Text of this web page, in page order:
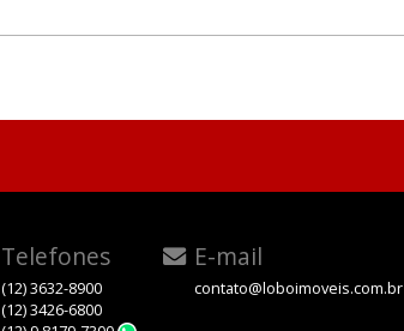
Telefones
(12) 3632-8900
(12) 3426-6800
E-mail
contato@loboimoveis.com.br